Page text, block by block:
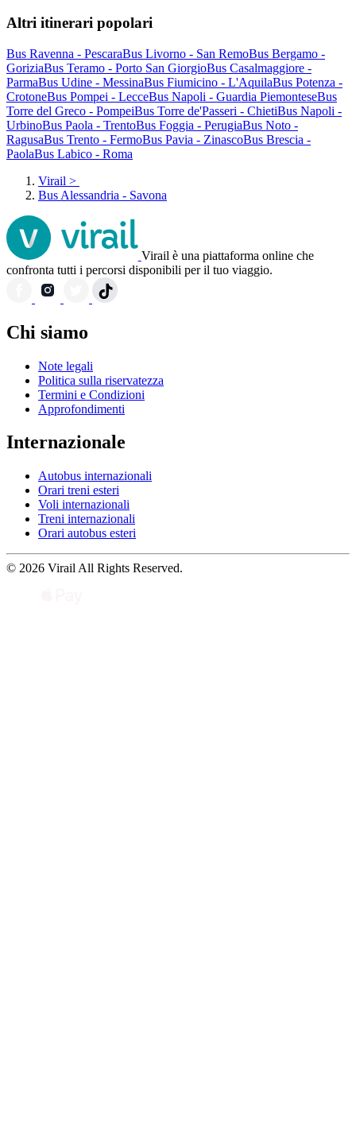
Altri itinerari popolari
Bus Ravenna - PescaraBus Livorno - San RemoBus Bergamo -
GoriziaBus Teramo - Porto San GiorgioBus Casalmaggiore -
ParmaBus Udine - MessinaBus Fiumicino - L'AquilaBus Potenza -
CrotoneBus Pompei - LecceBus Napoli - Guardia PiemonteseBus
Torre del Greco - PompeiBus Torre de'Passeri - ChietiBus Napoli -
UrbinoBus Paola - TrentoBus Foggia - PerugiaBus Noto -
RagusaBus Trento - FermoBus Pavia - ZinascoBus Brescia -
PaolaBus Labico - Roma
Virail >
Bus Alessandria - Savona
Virail è una piattaforma online che
confronta tutti i percorsi disponibili per il tuo viaggio.
Chi siamo
Note legali
Politica sulla riservatezza
Termini e Condizioni
Approfondimenti
Internazionale
Autobus internazionali
Orari treni esteri
Voli internazionali
Treni internazionali
Orari autobus esteri
© 2026 Virail All Rights Reserved.